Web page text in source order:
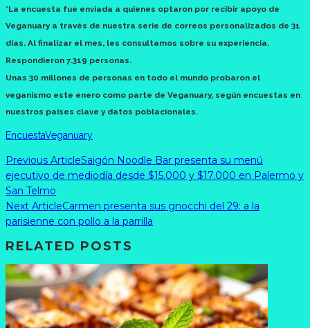
*La encuesta fue enviada a quienes optaron por recibir apoyo de
Veganuary a través de nuestra serie de correos personalizados de 31
días. Al finalizar el mes, les consultamos sobre su experiencia.
Respondieron 7.319 personas.
Unas 30 millones de personas en todo el mundo probaron el
veganismo este enero como parte de Veganuary, según encuestas en
nuestros países clave y datos poblacionales.
EncuestaVeganuary
Previous ArticleSaigón Noodle Bar presenta su menú
ejecutivo de mediodía desde $15.000 y $17.000 en Palermo y
San Telmo
Next ArticleCarmen presenta sus gnocchi del 29: a la
parisienne con pollo a la parrilla
RELATED POSTS